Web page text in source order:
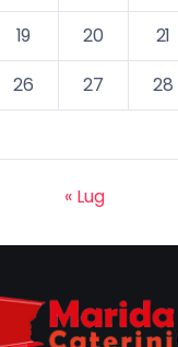
19 20 21
26 27 28
« Lug